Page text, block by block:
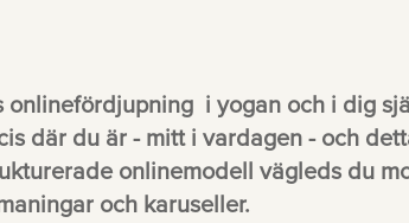
onlinefördjupning i yogan och i dig
där du är - mitt i vardagen - och
onlinemodell vägleds du
och karuseller.